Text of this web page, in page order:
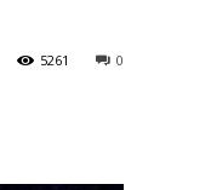
0
5261